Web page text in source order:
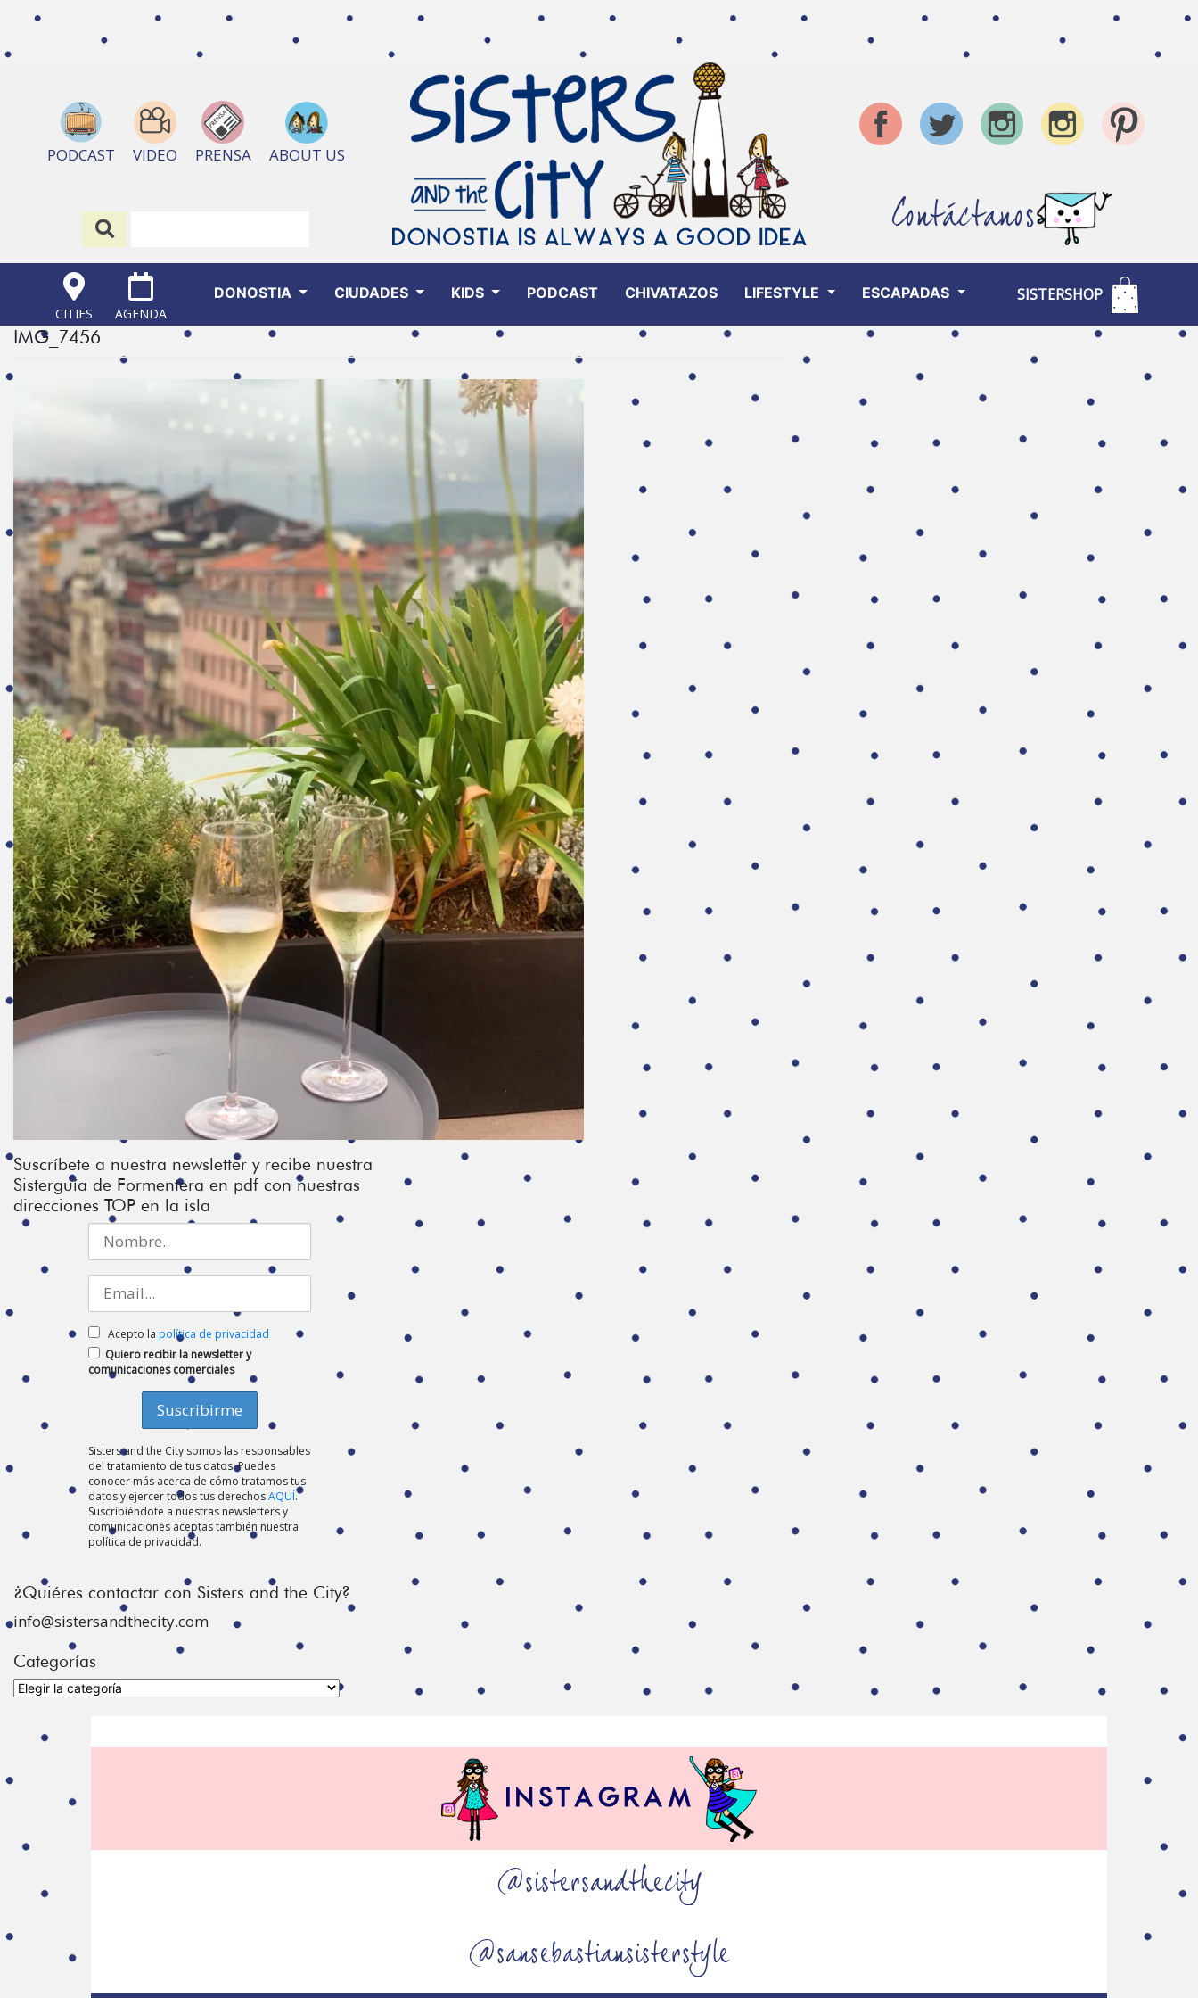
PODCAST VIDEO PRENSA ABOUT US
Contáctanos
CITIES AGENDA
DONOSTIA CIUDADES KIDS PODCAST CHIVATAZOS LIFESTYLE ESCAPADAS SISTERSHOP
IMG_7456
Suscríbete a nuestra newsletter y recibe nuestra
Sisterguía de Formentera en pdf con nuestras
direcciones TOP en la isla
Acepto la política de privacidad
Quiero recibir la newsletter y
comunicaciones comerciales
Sisters and the City somos las responsables
del tratamiento de tus datos. Puedes
conocer más acerca de cómo tratamos tus
datos y ejercer todos tus derechosAQUÍ.
Suscribiéndote a nuestras newsletters y
comunicaciones aceptas también nuestra
política de privacidad.
¿Quiéres contactar con Sisters and the City?
info@sistersandthecity.com
Categorías
Categorías
@sistersandthecity
@sansebastiansisterstyle